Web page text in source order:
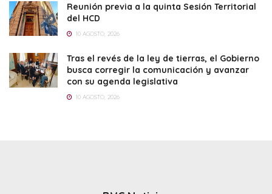
Reunión previa a la quinta Sesión Territorial
del HCD
10 AGOSTO, 2026
Tras el revés de la ley de tierras, el Gobierno
busca corregir la comunicación y avanzar
con su agenda legislativa
10 AGOSTO, 2026